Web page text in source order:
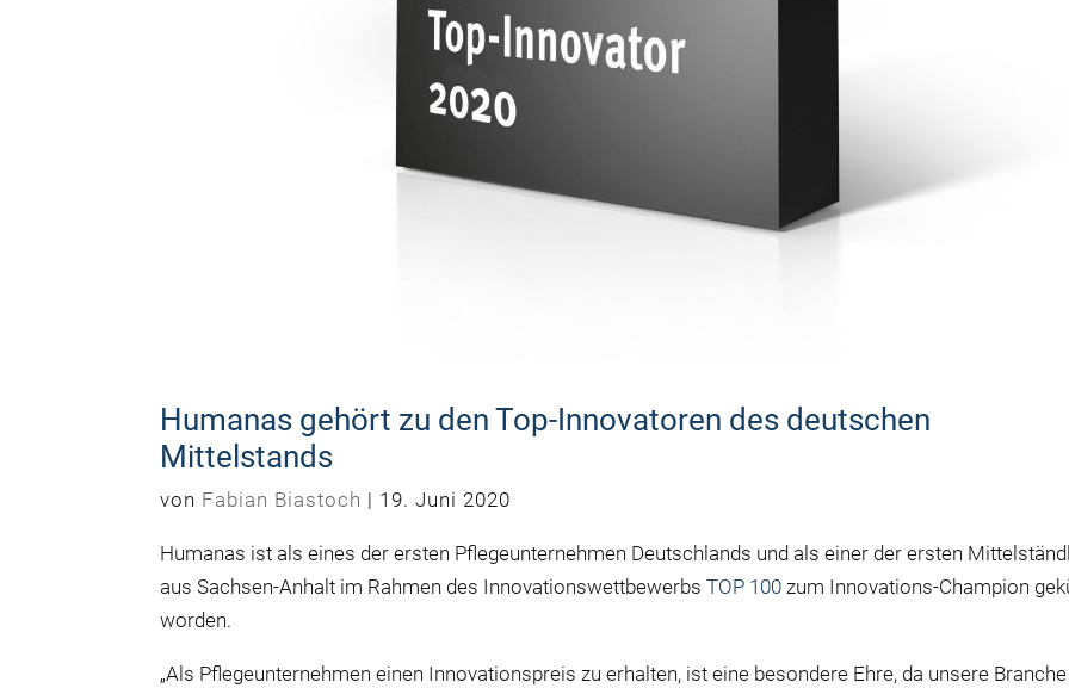
Humanas gehört zu den Top-Innovatoren des deutschen
Mittelstands
von Fabian Biastoch | 19. Juni 2020
Humanas ist als eines der ersten Pflegeunternehmen Deutschlands und als einer der ersten
aus Sachsen-Anhalt im Rahmen des InnovationswettbewerbsTOP 100 zum Innovations-Champion
worden.
„Als Pflegeunternehmen einen Innovationspreis zu erhalten, ist eine besondere Ehre, da unsere Branche